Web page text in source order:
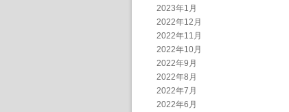
2023年1月
2022年12月
2022年11月
2022年10月
2022年9月
2022年8月
2022年7月
2022年6月